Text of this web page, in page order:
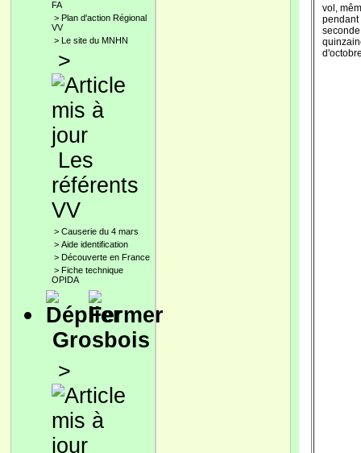
FA
> Plan d'action Régional
VV
> Le site du MNHN
>
Les
référents
VV
> Causerie du 4 mars
> Aide identification
> Découverte en France
> Fiche technique
OPIDA
Grosbois
>
vol,
pendant
seconde